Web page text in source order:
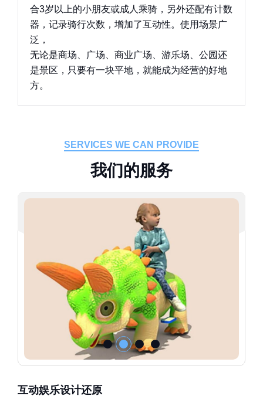
合3岁以上的小朋友或成人乘骑，另外还配有计数
器，记录骑行次数，增加了互动性。使用场景广
泛，
无论是商场、广场、商业广场、游乐场、公园还
是景区，只要有一块平地，就能成为经营的好地
方。
SERVICES WE CAN PROVIDE
我们的服务
互动娱乐设计还原